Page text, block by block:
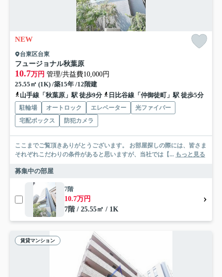
NEW
台東区台東
フュージョナル秋葉原
10.7万円 管理/共益費10,000円
25.55㎡ (1K) /築15年 /12階建
山手線「秋葉原」駅 徒歩9分
日比谷線「仲御徒町」駅 徒歩5分
駐輪場 オートロック エレベーター
光ファイバー
宅配ボックス
防犯カメラ
ここまでご覧頂きありがとうございます。 お部屋探しの際には、皆さま
それぞれこだわりの条件があると思いますが、当社では【... もっと見る
募集中の部屋
7階
10.7万円
7階 / 25.55㎡ / 1K
賃貸マンション